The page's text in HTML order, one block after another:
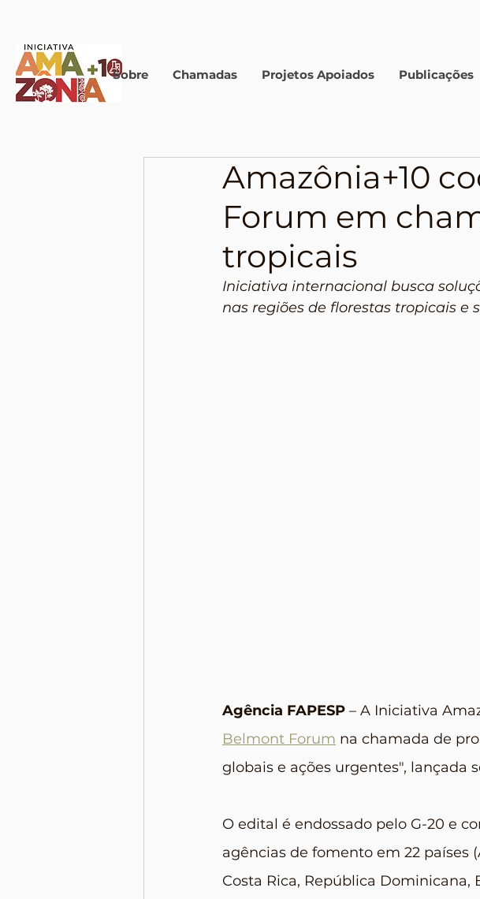
Sobre Chamadas Projetos Apoiados Publicações
Amazônia+10
Forum em
tropicais
Iniciativa internacional busca
nas regiões de florestas tropicais e
Agência FAPESP – A Iniciativa
Belmont Forum na chamada de
globais e ações urgentes", lançada
O edital é endossado pelo G-20 e
agências de fomento em 22 países
Costa Rica, República Dominicana,